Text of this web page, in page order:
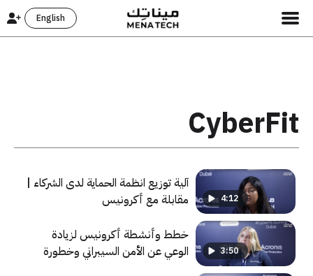
English
CyberFit
4:12
آلية توزيع انظمة الحماية لدى الشركاء |
مقابلة مع أكرونيس
3:50
خطط وأنشطة أكرونيس لزيادة
الوعي عن الأمن السيبراني وخطورة